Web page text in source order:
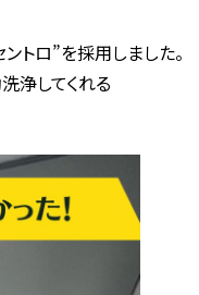
トロ”を採用しました。
浄してくれる